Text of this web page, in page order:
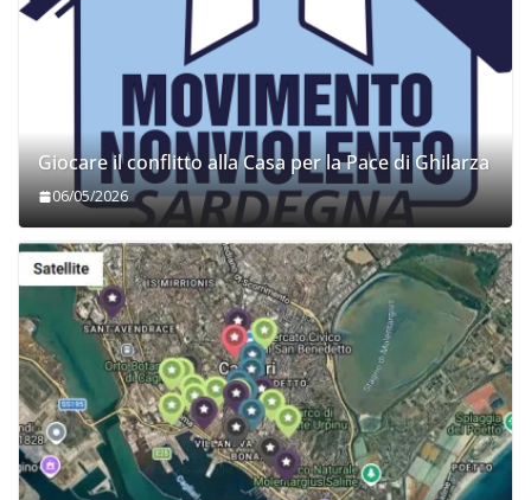
Giocare il conflitto alla Casa per la Pace di Ghilarza
06/05/2026